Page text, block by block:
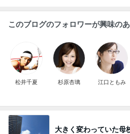
このブログのフォロワーが興味の
松井千夏 杉原杏璃 江口ともみ
大きく変わっていた母